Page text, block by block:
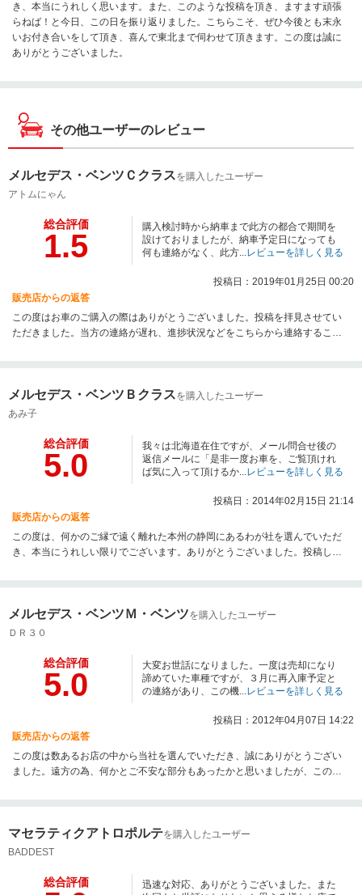
き、本当にうれしく思います。また、このような投稿を頂き、ますます頑張
らねば！と今日、この日を振り返りました。こちらこそ、ぜひ今後とも末永
いお付き合いをして頂き、喜んで東北まで伺わせて頂きます。この度は誠に
ありがとうございました。
その他ユーザーのレビュー
メルセデス・ベンツＣクラスを購入したユーザー
アトムにゃん
総合評価
1.5
購入検討時から納車まで此方の都合で期間を
設けておりましたが、納車予定日になっても
何も連絡がなく、此方...レビューを詳しく見る
投稿日：2019年01月25日 00:20
販売店からの返答
この度はお車のご購入の際はありがとうございました。投稿を拝見させてい
ただきました。当方の連絡が遅れ、進捗状況などをこちらから連絡すること
ございませんでした。投稿内容を真摯に受けとめ、改善努力に励みたいと思
しくお願いいたします。
メルセデス・ベンツＢクラスを購入したユーザー
あみ子
総合評価
5.0
我々は北海道在住ですが、メール問合せ後の
返信メールに「是非一度お車を、ご覧頂けれ
ば気に入って頂けるか...レビューを詳しく見る
投稿日：2014年02月15日 21:14
販売店からの返答
この度は、何かのご縁で遠く離れた本州の静岡にあるわが社を選んでいただ
き、本当にうれしい限りでございます。ありがとうございました。投稿して
しく思います。これからも、このようなお言葉を頂く為に、さらに一層スタ
も末永いお付き合いの程どうぞよろしくお願いいたします。この度は、誠に
ありがとうございました。
メルセデス・ベンツＭ・ベンツを購入したユーザー
ＤＲ３０
総合評価
5.0
大変お世話になりました。一度は売却になり
諦めていた車種ですが、３月に再入庫予定と
の連絡があり、この機...レビューを詳しく見る
投稿日：2012年04月07日 14:22
販売店からの返答
この度は数あるお店の中から当社を選んでいただき、誠にありがとうござい
ました。遠方の為、何かとご不安な部分もあったかと思いましたが、このよ
様の声をさらに聞き入れ精進していきたいと思います。こちらこそ、末永い
マセラティクアトロポルテを購入したユーザー
BADDEST
総合評価
迅速な対応、ありがとうございました。また